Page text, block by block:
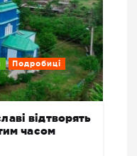
Подробиці
відтворять
часом